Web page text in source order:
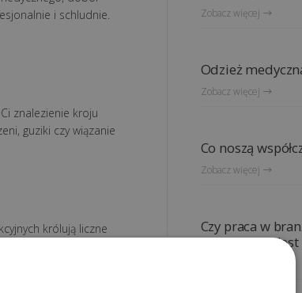
i schludnie.
znalezienie kroju
guziki czy wiązanie
królują liczne
medyczny
Zobacz więcej
Odzież
Zobacz więcej
Co noszą
Zobacz więcej
Czy praca w
bez studiów jest